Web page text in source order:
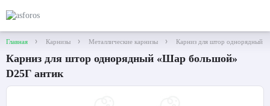
Главная Карнизы Металлические карнизы Карниз для штор однорядный
Карниз для штор однорядный «Шар большой»
D25Г антик